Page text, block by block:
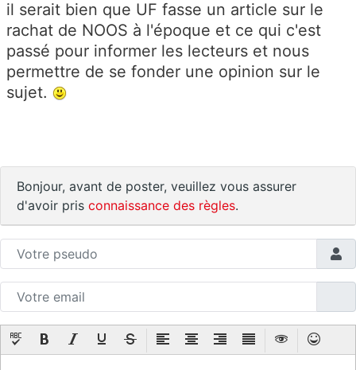
il serait bien que UF fasse un article sur le
rachat de NOOS à l'époque et ce qui c'est
passé pour informer les lecteurs et nous
permettre de se fonder une opinion sur le
sujet.
Bonjour, avant de poster, veuillez vous assurer
d'avoir pris connaissance des règles.